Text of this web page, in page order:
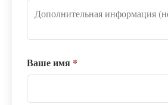
Ваше имя *